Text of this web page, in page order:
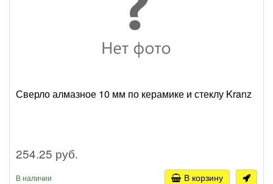
Сверло алмазное 10 мм по керамике и стеклу Kranz
254.25 руб.
В наличии В корзину